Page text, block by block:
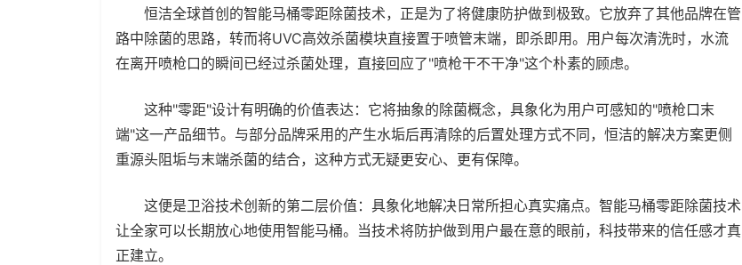
恒洁全球首创的智能马桶零距除菌技术，正是为了将健康防护做到极致。它放弃了其他品牌在管
路中除菌的思路，转而将UVC高效杀菌模块直接置于喷管末端，即杀即用。用户每次清洗时，水流
在离开喷枪口的瞬间已经过杀菌处理，直接回应了"喷枪干不干净"这个朴素的顾虑。
这种"零距"设计有明确的价值表达：它将抽象的除菌概念，具象化为用户可感知的"喷枪口末
端"这一产品细节。与部分品牌采用的产生水垢后再清除的后置处理方式不同，恒洁的解决方案更侧
重源头阻垢与末端杀菌的结合，这种方式无疑更安心、更有保障。
这便是卫浴技术创新的第二层价值：具象化地解决日常所担心真实痛点。智能马桶零距除菌技术
让全家可以长期放心地使用智能马桶。当技术将防护做到用户最在意的眼前，科技带来的信任感才真
正建立。